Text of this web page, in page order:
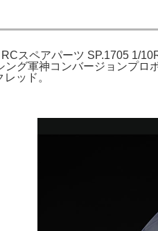
スペアパーツ SP.1705 1/
グ軍神コンバージョンプロ
ッド。